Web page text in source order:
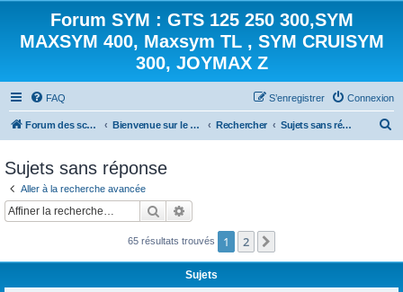
Forum SYM : GTS 125 250 300,SYM
MAXSYM 400, Maxsym TL , SYM CRUISYM
300, JOYMAX Z
FAQ Connexion
S’enregistrer
Forum des scooters SYM - GTS -MAXSYM - CRUISYM - JOYMAX - Maxsym TL Bienvenue sur le forum des scooters de la gamme SYM Rechercher Sujets sans réponse
Sujets sans réponse
Aller à la recherche avancée
Rechercher
65 résultats trouvés 1 2
Sujets